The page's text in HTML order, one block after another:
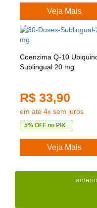
Veja Mais
Coenzima Q-10
Sublingual 20 mg
R$ 33,90
em até 4x sem juros
5% OFF no PIX
Veja Mais